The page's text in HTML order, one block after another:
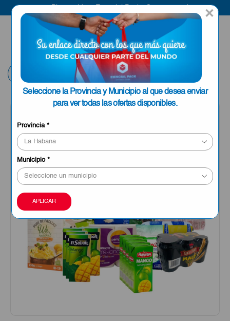
×
Seleccione la Provincia y Municipio al que desea enviar
para ver todas las ofertas disponibles.
Provincia*
Municipio*
APLICAR
ENVIAR A LA
HABANA